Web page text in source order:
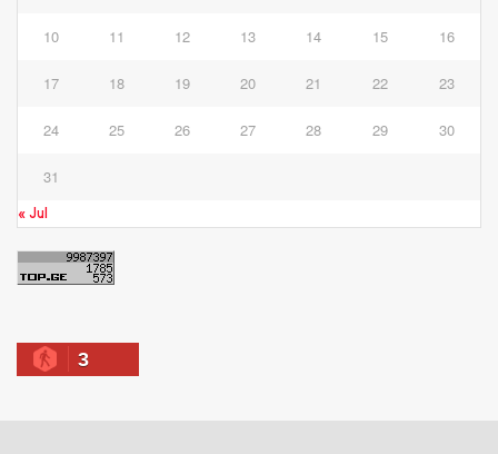
10 11 12 13 14 15 16
17 18 19 20 21 22 23
24 25 26 27 28 29 30
31
« Jul
3